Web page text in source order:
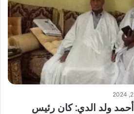
أحمد ولد الدي: كان رئيس